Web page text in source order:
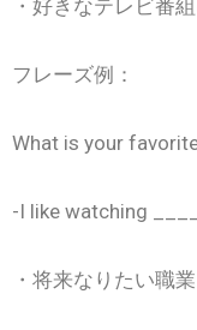
・好きなテレビ番
フレーズ例：
What is your
-I like watching
・将来なりたい職